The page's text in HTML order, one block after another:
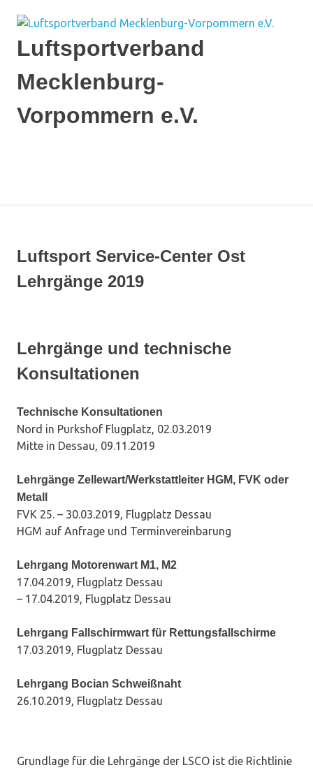
Inhalt
springen
Luftsportverband
Mecklenburg-
Vorpommern e.V.
Luftsport Service-Center Ost
Lehrgänge 2019
Lehrgänge und technische
Konsultationen
Technische Konsultationen
Nord in Purkshof Flugplatz, 02.03.2019
Mitte in Dessau, 09.11.2019
Lehrgänge Zellewart/Werkstattleiter HGM, FVK oder
Metall
FVK 25. – 30.03.2019, Flugplatz Dessau
HGM auf Anfrage und Terminvereinbarung
Lehrgang Motorenwart M1, M2
17.04.2019, Flugplatz Dessau
– 17.04.2019, Flugplatz Dessau
Lehrgang Fallschirmwart für Rettungsfallschirme
17.03.2019, Flugplatz Dessau
Lehrgang Bocian Schweißnaht
26.10.2019, Flugplatz Dessau
Grundlage für die Lehrgänge der LSCO ist die Richtlinie